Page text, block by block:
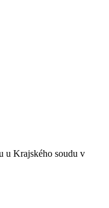
u Krajského soudu v